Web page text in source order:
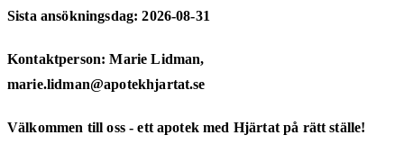
Sista ansökningsdag: 2026-08-31
Kontaktperson: Marie Lidman,
marie.lidman@apotekhjartat.se
Välkommen till oss - ett apotek med Hjärtat på rätt ställe!